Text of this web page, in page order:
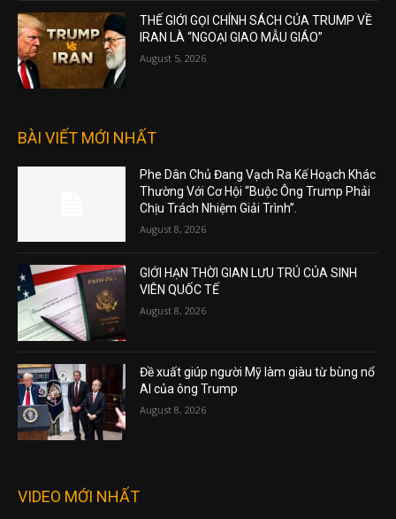
THẾ GIỚI GỌI CHÍNH SÁCH CỦA TRUMP VỀ
IRAN LÀ “NGOẠI GIAO MẪU GIÁO”
August 5, 2026
BÀI VIẾT MỚI NHẤT
Phe Dân Chủ Đang Vạch Ra Kế Hoạch Khác
Thường Với Cơ Hội “Buộc Ông Trump Phải
Chịu Trách Nhiệm Giải Trình”.
August 8, 2026
GIỚI HẠN THỜI GIAN LƯU TRÚ CỦA SINH
VIÊN QUỐC TẾ
August 8, 2026
Đề xuất giúp người Mỹ làm giàu từ bùng nổ
AI của ông Trump
August 8, 2026
VIDEO MỚI NHẤT